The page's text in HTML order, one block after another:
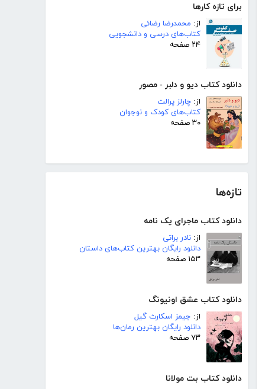
برای تازه کارها
از: محمدرضا رضائی
کتاب‌های درسی و دانشجویی
۲۴ صفحه
دانلود کتاب دیو و دلبر - مصور
از: چارلز پرالت
کتاب‌های کودک و نوجوان
۳۰ صفحه
تازه‌ها
دانلود کتاب ماجرای یک نامه
از: نادر براتی
دانلود رایگان بهترین کتاب‌های داستان
۱۵۳ صفحه
دانلود کتاب عشق اونیونگ
از: جیمز اسکارث گیل
دانلود رایگان بهترین رمان‌ها
۷۳ صفحه
دانلود کتاب بت مولانا